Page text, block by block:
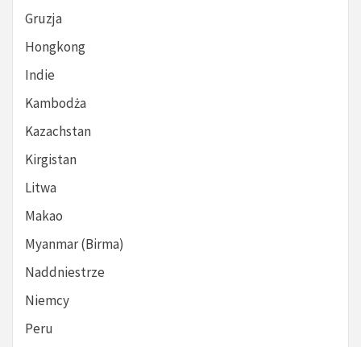
Gruzja
Hongkong
Indie
Kambodża
Kazachstan
Kirgistan
Litwa
Makao
Myanmar (Birma)
Naddniestrze
Niemcy
Peru